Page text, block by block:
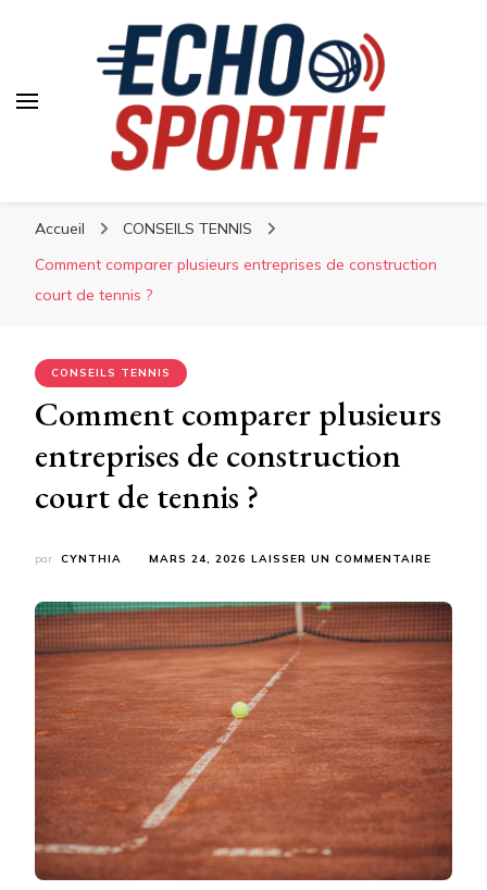
Accueil
CONSEILS TENNIS
Comment comparer plusieurs entreprises de construction
court de tennis ?
CONSEILS TENNIS
Comment comparer plusieurs
entreprises de construction
court de tennis ?
par CYNTHIA MARS 24, 2026 LAISSER UN COMMENTAIRE
COURT
TENNIS